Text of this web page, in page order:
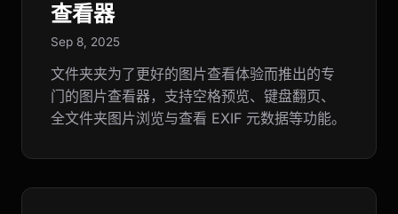
查看器
Sep 8, 2025
文件夹夹为了更好的图片查看体验而推出的专
门的图片查看器，支持空格预览、键盘翻页、
全文件夹图片浏览与查看 EXIF 元数据等功能。